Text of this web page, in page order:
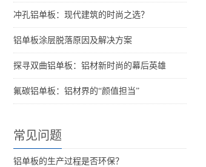
冲孔铝单板：现代建筑的时尚之选？
铝单板涂层脱落原因及解决方案
探寻双曲铝单板：铝材新时尚的幕后英雄
氟碳铝单板：铝材界的“颜值担当”
常见问题
铝单板的生产过程是否环保？